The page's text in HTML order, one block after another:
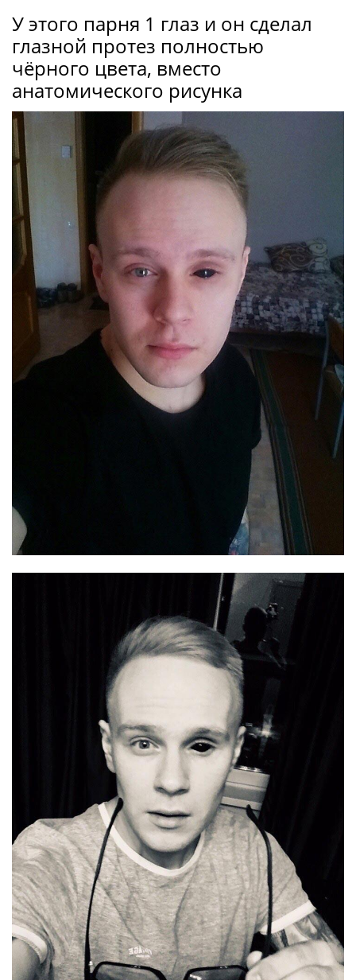
У этого парня 1 глаз и он сделал
глазной протез полностью
чёрного цвета, вместо
анатомического рисунка